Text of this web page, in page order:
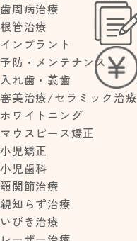
歯周病治療
根管治療
インプラント
予防・メンテナンス
入れ歯・義歯
審美治療/セラミック治療
ホワイトニング
マウスピース矯正
小児矯正
小児歯科
顎関節治療
親知らず治療
いびき治療
HOME> 2016年 >12月